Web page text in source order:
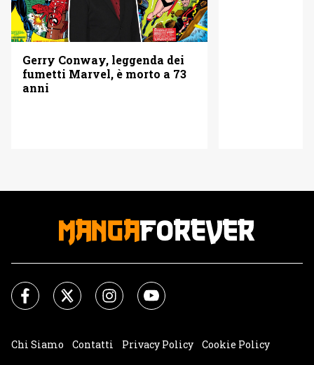
Gerry Conway, leggenda dei
fumetti Marvel, è morto a 73
anni
Chi Siamo Contatti Privacy Policy
Cookie Policy